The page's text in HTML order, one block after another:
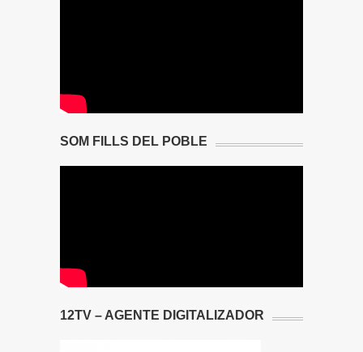
SOM FILLS DEL POBLE
12TV – AGENTE DIGITALIZADOR